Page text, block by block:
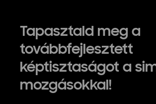
Tapasztald meg a
továbbfejlesztett
képtisztaságot a
mozgásokkal!